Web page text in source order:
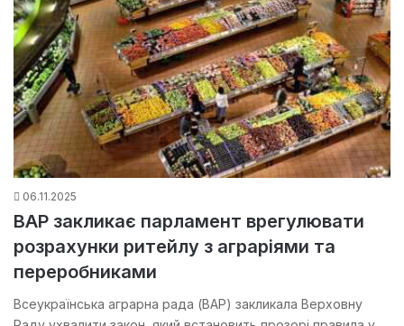
06.11.2025
ВАР закликає парламент врегулювати
розрахунки ритейлу з аграріями та
переробниками
Всеукраїнська аграрна рада (ВАР) закликала Верховну